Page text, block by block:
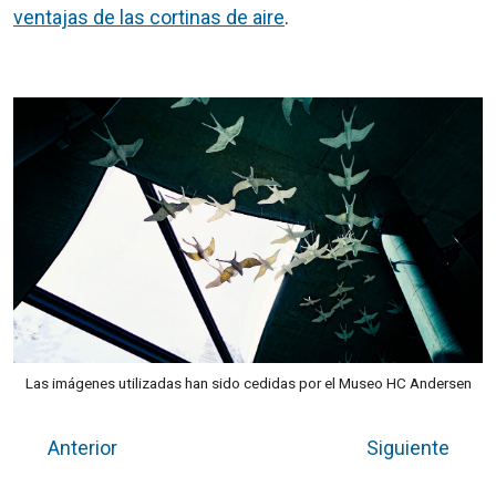
ventajas de las cortinas de aire.
Las imágenes utilizadas han sido cedidas por el Museo HC Andersen
Anterior
Siguiente